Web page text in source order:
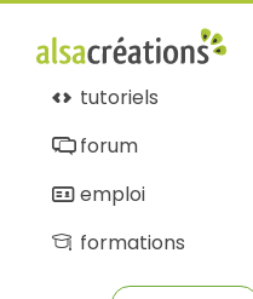
tutoriels
forum
emploi
formations